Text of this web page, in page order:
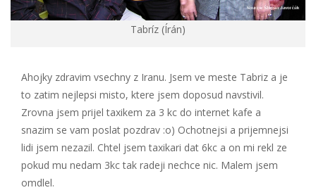
Tabríz (Írán)
Ahojky zdravim vsechny z Iranu. Jsem ve meste Tabriz a je
to zatim nejlepsi misto, ktere jsem doposud navstivil.
Zrovna jsem prijel taxikem za 3 kc do internet kafe a
snazim se vam poslat pozdrav :o) Ochotnejsi a prijemnejsi
lidi jsem nezazil. Chtel jsem taxikari dat 6kc a on mi rekl ze
pokud mu nedam 3kc tak radeji nechce nic. Malem jsem
omdlel.